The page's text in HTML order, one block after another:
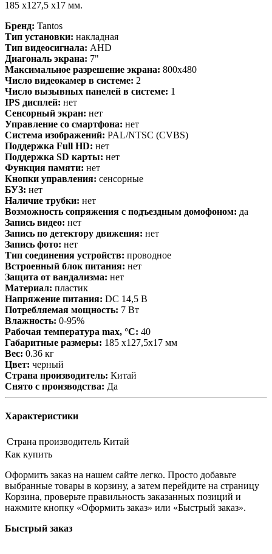
185 х127,5 х17 мм.
Бренд: Tantos
Тип установки: накладная
Тип видеосигнала: AHD
Диагональ экрана: 7"
Максимальное разрешение экрана: 800x480
Число видеокамер в системе: 2
Число вызывных панелей в системе: 1
IPS дисплей: нет
Сенсорный экран: нет
Управление со смартфона: нет
Система изображений: PAL/NTSC (CVBS)
Поддержка Full HD: нет
Поддержка SD карты: нет
Функция памяти: нет
Кнопки управления: сенсорные
БУЗ: нет
Наличие трубки: нет
Возможность сопряжения с подъездным домофоном: да
Запись видео: нет
Запись по детектору движения: нет
Запись фото: нет
Тип соединения устройств: проводное
Встроенный блок питания: нет
Защита от вандализма: нет
Материал: пластик
Напряжение питания: DC 14,5 В
Потребляемая мощность: 7 Вт
Влажность: 0-95%
Рабочая температура max, °С: 40
Габаритные размеры: 185 х127,5х17 мм
Вес: 0.36 кг
Цвет: черный
Страна производитель: Китай
Снято с производства: Да
Характеристики
Страна производитель Китай
Как купить
Оформить заказ на нашем сайте легко. Просто добавьте
выбранные товары в корзину, а затем перейдите на страницу
Корзина, проверьте правильность заказанных позиций и
нажмите кнопку «Оформить заказ» или «Быстрый заказ».
Быстрый заказ